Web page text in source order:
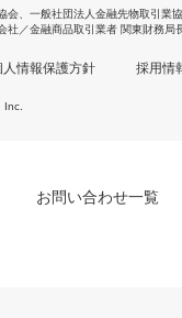
会 一般社団法人金融先物取引業
社／金融商品取引業者 関東財務
人情報保護方針 採用情
お問い合わせ一覧